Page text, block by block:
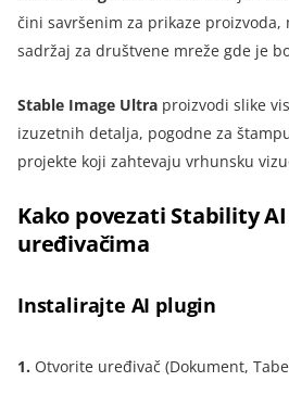
čini savršenim za prikaze
sadržaj za društvene mreže gde je
Stable Image Ultra proizvodi slike
izuzetnih detalja, pogodne za
projekte koji zahtevaju vrhunsku
Kako povezati Stability AI
uređivačima
Instalirajte AI plugin
1. Otvorite uređivač (Dokument,